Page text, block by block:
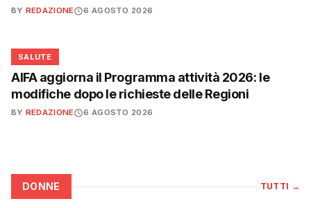
BY REDAZIONE 6 AGOSTO 2026
❤️
SALUTE
AIFA aggiorna il Programma attività 2026: le
modifiche dopo le richieste delle Regioni
BY REDAZIONE 6 AGOSTO 2026
DONNE TUTTI →